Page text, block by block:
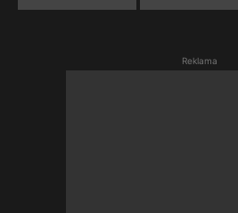
Reklama